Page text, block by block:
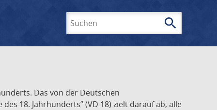
search
Das von der Deutschen
18. Jahrhunderts” (VD 18) zielt darauf ab, alle